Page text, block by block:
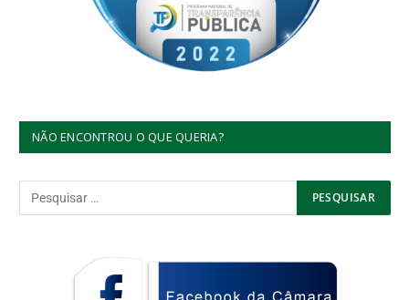
NÃO ENCONTROU O QUE QUERIA?